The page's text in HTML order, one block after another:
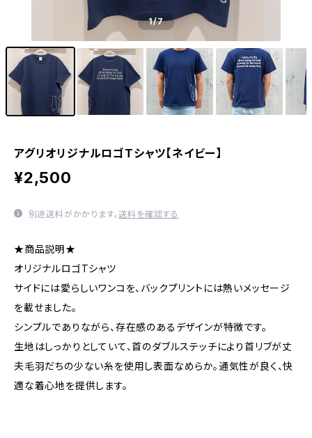
1/7
アグリオリジナルロゴTシャツ【ネイビー】
¥2,500
別途送料がかかります。送料を確認する
★商品説明★
オリジナルロゴTシャツ
サイドには愛らしいワンコを、バックプリントには熱いメッセージ
を載せました。
シンプルでありながら、存在感のあるデザインが特徴です。
生地はしっかりとしていて、首のダブルステッチにより首リブが丈
夫毛羽だちの少ない糸を使用し表面なめらか。通気性が良く、快
適な着心地を提供します。